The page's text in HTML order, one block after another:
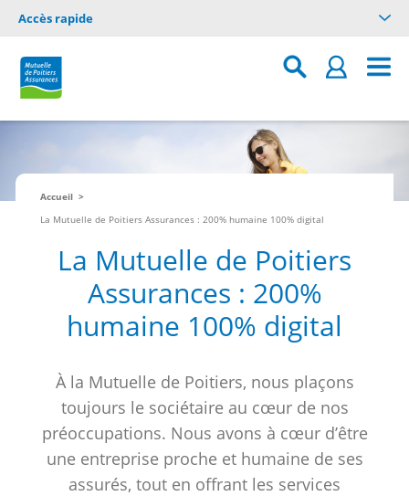
Accès rapide
Accueil
La Mutuelle de Poitiers Assurances : 200% humaine 100% digital
La Mutuelle de Poitiers
Assurances : 200%
humaine 100% digital
À la Mutuelle de Poitiers, nous plaçons
toujours le sociétaire au cœur de nos
préoccupations. Nous avons à cœur d’être
une entreprise proche et humaine de ses
assurés, tout en offrant les services